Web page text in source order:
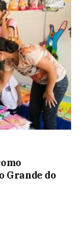
Grande do